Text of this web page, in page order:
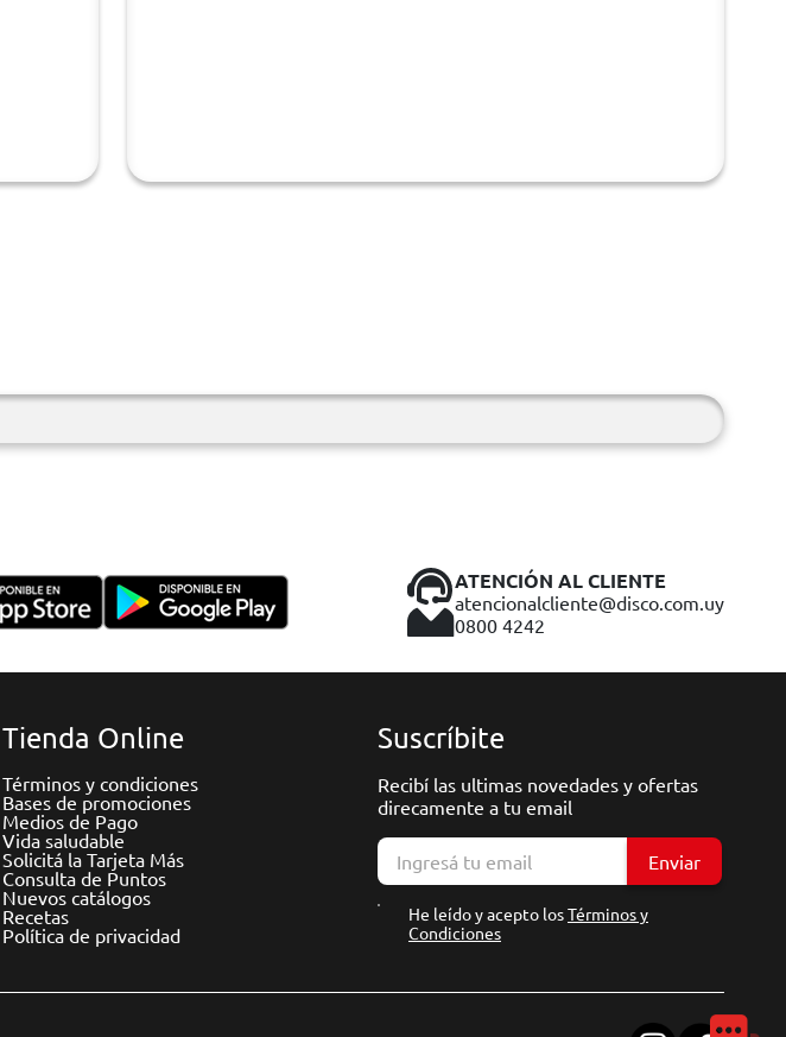
ATENCIÓN AL CLIENTE
atencionalcliente@disco.com.uy
0800 4242
Tienda Online
Términos y condiciones
Bases de promociones
Medios de Pago
Vida saludable
Solicitá la Tarjeta Más
Consulta de Puntos
Nuevos catálogos
Recetas
Política de privacidad
Suscríbite
Recibí las ultimas novedades y ofertas
direcamente a tu email
Enviar
He leído y acepto losTérminos y
Condiciones